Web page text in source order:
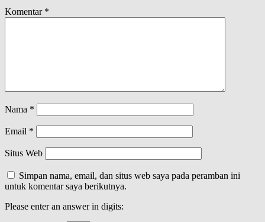
Komentar *
Nama *
Email *
Situs Web
Simpan nama, email, dan situs web saya pada peramban ini
untuk komentar saya berikutnya.
Please enter an answer in digits: